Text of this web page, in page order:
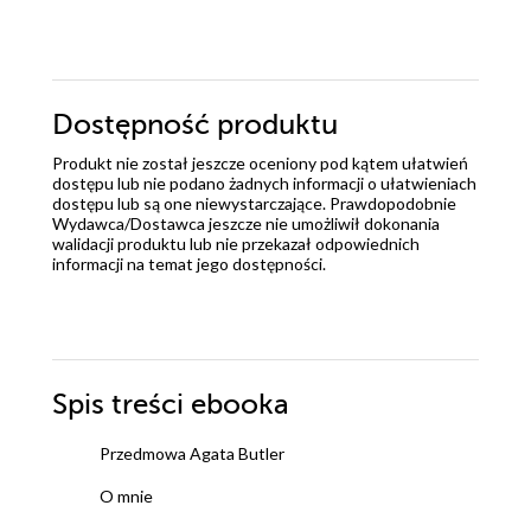
Dostępność produktu
Produkt nie został jeszcze oceniony pod kątem ułatwień
dostępu lub nie podano żadnych informacji o ułatwieniach
dostępu lub są one niewystarczające. Prawdopodobnie
Wydawca/Dostawca jeszcze nie umożliwił dokonania
walidacji produktu lub nie przekazał odpowiednich
informacji na temat jego dostępności.
Spis treści ebooka
Przedmowa Agata Butler
O mnie